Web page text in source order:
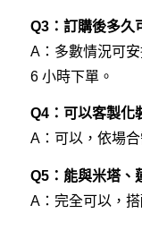
Q3：訂購後多久
A：多數情況可
6 小時下單。
Q4：可以客製化
A：可以，依場
Q5：能與米塔、
A：完全可以，